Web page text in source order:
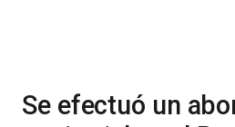
Se efectuó un